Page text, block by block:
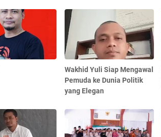
Wakhid Yuli Siap Mengawal
Pemuda ke Dunia Politik
yang Elegan